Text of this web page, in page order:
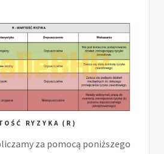
RYZYKA (R)
za pomocą poniższego